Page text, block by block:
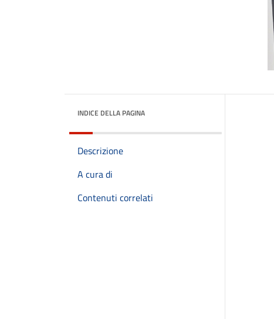
INDICE DELLA PAGINA
Descrizione
A cura di
Contenuti correlati